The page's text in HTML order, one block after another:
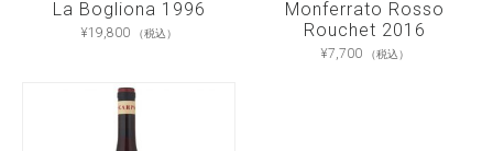
La Bogliona 1996
¥19,800 （税込）
Monferrato Rosso
Rouchet 2016
¥7,700 （税込）